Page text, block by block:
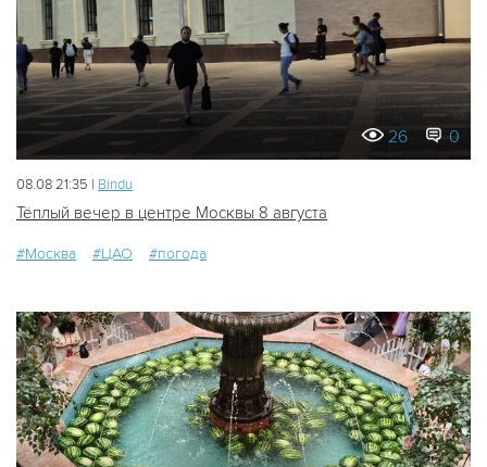
26 0
08.08 21:35 | Bindu
Тёплый вечер в центре Москвы 8 августа
#Москва #ЦАО #погода